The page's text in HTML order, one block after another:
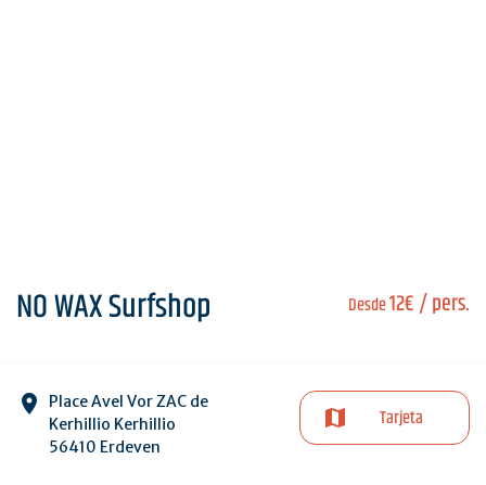
Desde12€/ pers.
NO WAX Surfshop
Place Avel Vor ZAC de
Kerhillio Kerhillio
56410 Erdeven
Tarjeta